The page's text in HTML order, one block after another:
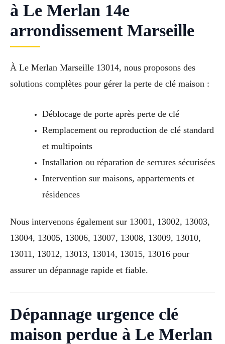
à Le Merlan 14e
arrondissement Marseille
À Le Merlan Marseille 13014, nous proposons des
solutions complètes pour gérer la perte de clé maison :
Déblocage de porte après perte de clé
Remplacement ou reproduction de clé standard
et multipoints
Installation ou réparation de serrures sécurisées
Intervention sur maisons, appartements et
résidences
Nous intervenons également sur 13001, 13002, 13003,
13004, 13005, 13006, 13007, 13008, 13009, 13010,
13011, 13012, 13013, 13014, 13015, 13016 pour
assurer un dépannage rapide et fiable.
Dépannage urgence clé
maison perdue à Le Merlan